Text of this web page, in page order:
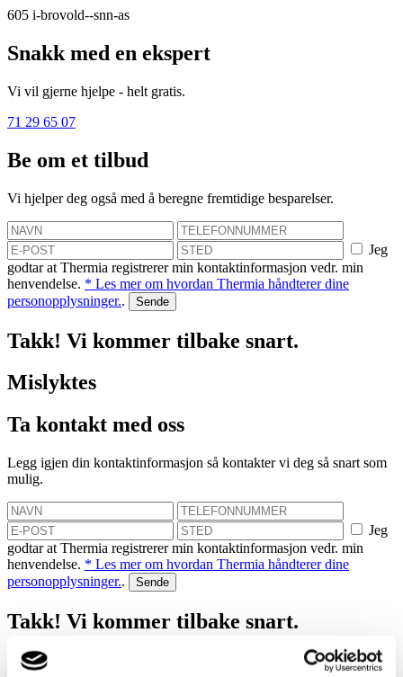
605 i-brovold--snn-as
Snakk med en ekspert
Vi vil gjerne hjelpe - helt gratis.
71 29 65 07
Be om et tilbud
Vi hjelper deg også med å beregne fremtidige besparelser.
Jeg
godtar at Thermia registrerer min kontaktinformasjon vedr. min
henvendelse. * Les mer om hvordan Thermia håndterer dine
personopplysninger..
Takk! Vi kommer tilbake snart.
Mislyktes
Ta kontakt med oss
Legg igjen din kontaktinformasjon så kontakter vi deg så snart som
mulig.
Jeg
godtar at Thermia registrerer min kontaktinformasjon vedr. min
henvendelse. * Les mer om hvordan Thermia håndterer dine
personopplysninger..
Takk! Vi kommer tilbake snart.
Mislyktes